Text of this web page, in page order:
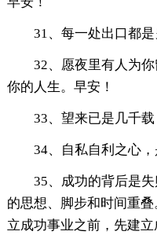
31、每一处出口都
32、愿夜里有人为
你的人生。早安！
33、望来已是几千
34、自私自利之心
35、成功的背后是
的思想、脚步和时间重
立成功事业之前，先建立